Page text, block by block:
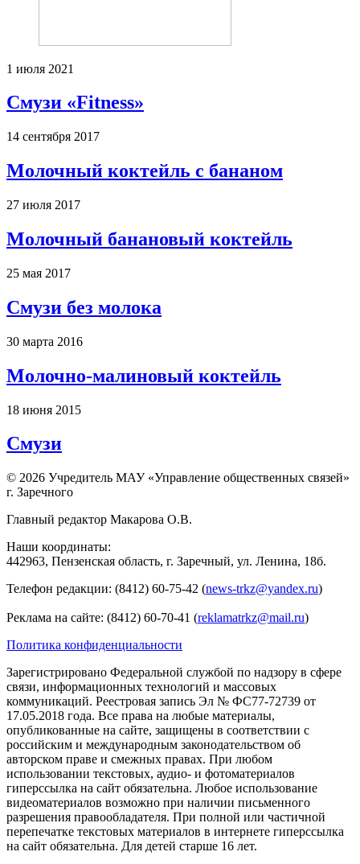
1 июля 2021
Смузи «Fitness»
14 сентября 2017
Молочный коктейль с бананом
27 июля 2017
Молочный банановый коктейль
25 мая 2017
Смузи без молока
30 марта 2016
Молочно-малиновый коктейль
18 июня 2015
Смузи
© 2026 Учредитель МАУ «Управление общественных связей»
г. Заречного
Главный редактор Макарова О.В.
Наши координаты:
442963, Пензенская область, г. Заречный, ул. Ленина, 18б.
Телефон редакции: (8412) 60-75-42 (news-trkz@yandex.ru)
Реклама на сайте: (8412) 60-70-41 (reklamatrkz@mail.ru)
Политика конфиденциальности
Зарегистрировано Федеральной службой по надзору в сфере
связи, информационных технологий и массовых
коммуникаций. Реестровая запись Эл № ФС77-72739 от
17.05.2018 года. Все права на любые материалы,
опубликованные на сайте, защищены в соответствии с
российским и международным законодательством об
авторском праве и смежных правах. При любом
использовании текстовых, аудио- и фотоматериалов
гиперссылка на сайт обязательна. Любое использование
видеоматериалов возможно при наличии письменного
разрешения правообладателя. При полной или частичной
перепечатке текстовых материалов в интернете гиперссылка
на сайт обязательна. Для детей старше 16 лет.